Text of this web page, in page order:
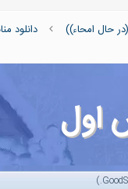
حال امحاء)) دانلود
اول
.)